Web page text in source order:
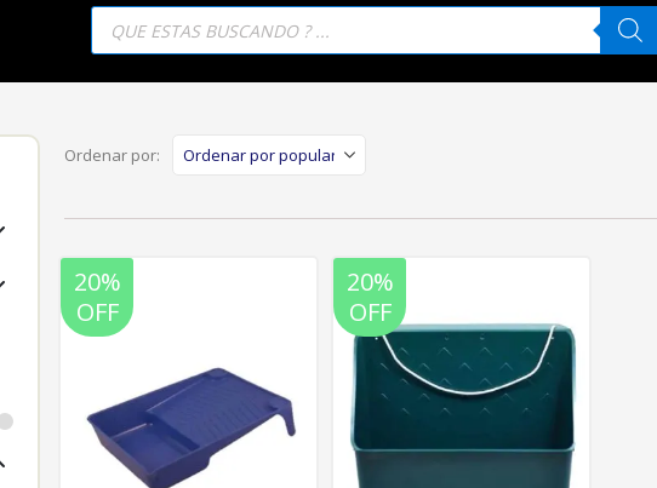
Búsqueda
productos
Ordenar por:
20%
OFF
20%
OFF